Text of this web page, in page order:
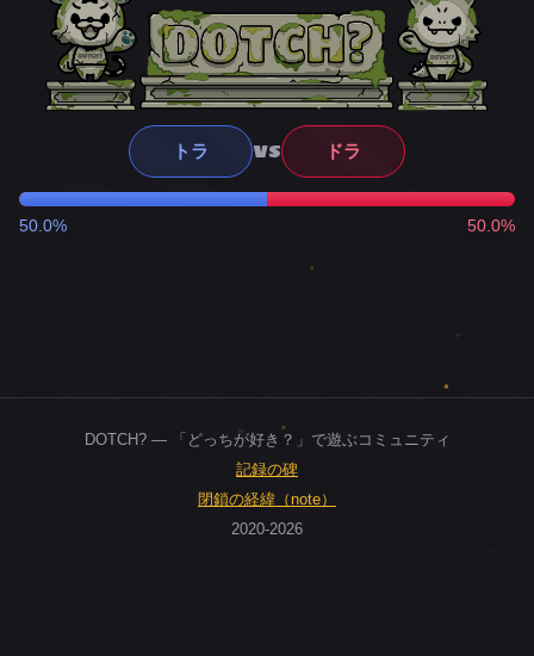
トラ VS ドラ
50.0% 50.0%
DOTCH? — 「どっちが好き？」で遊ぶコミュニティ
記録の碑
閉鎖の経緯（note）
2020-2026